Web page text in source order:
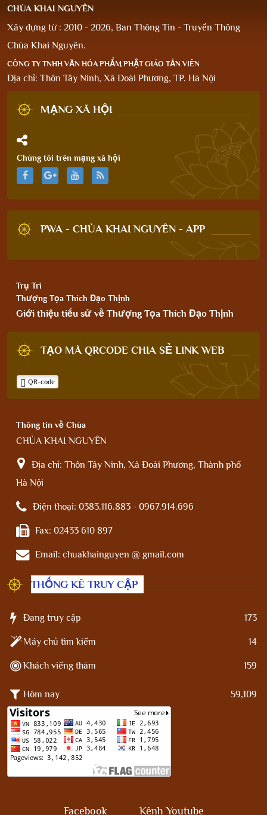
CHÙA KHAI NGUYÊN
Xây dựng từ : 2010 - 2026, Ban Thông Tin - Truyền Thông
Chùa Khai Nguyên.
CÔNG TY TNHH VĂN HÓA PHẨM PHẬT GIÁO TẢN VIÊN
Địa chỉ: Thôn Tây Ninh, Xã Đoài Phương, TP. Hà Nội
MẠNG XÃ HỘI
Chúng tôi trên mạng xã hội
PWA - CHÙA KHAI NGUYÊN - APP
Trụ Trì
Thượng Tọa Thích Đạo Thịnh
Giới thiệu tiểu sử về Thượng Tọa Thích Đạo Thịnh
TẠO MÃ QRCODE CHIA SẺ LINK WEB
QR-code
Thông tin về Chùa
CHÙA KHAI NGUYÊN
Địa chỉ: Thôn Tây Ninh, Xã Đoài Phương, Thành phố
Hà Nội
Điện thoại: 0383.116.883 - 0967.914.696
Fax: 02433 610 897
Email: chuakhainguyen @ gmail.com
THỐNG KÊ TRUY CẬP
Đang truy cập 173
Máy chủ tìm kiếm 14
Khách viếng thăm 159
Hôm nay 59,109
Facebook Kênh Youtube